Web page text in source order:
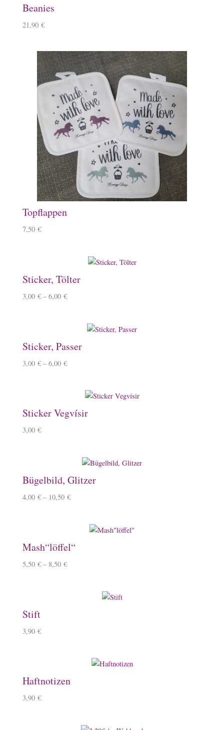
Beanies
21,90 €
Topflappen
7,50 €
Sticker, Tölter
3,00 € –6,00 €
Sticker, Passer
3,00 € –6,00 €
Sticker Vegvísir
3,00 €
Bügelbild, Glitzer
4,00 € – 10,50 €
Mash“löffel“
5,50 € – 8,50 €
Stift
3,90 €
Haftnotizen
3,90 €